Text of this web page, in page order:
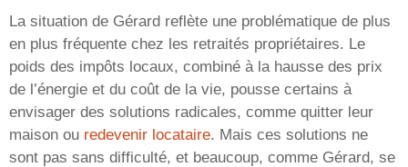
La situation de Gérard reflète une problématique de plus
en plus fréquente chez les retraités propriétaires. Le
poids des impôts locaux, combiné à la hausse des prix
de l’énergie et du coût de la vie, pousse certains à
envisager des solutions radicales, comme quitter leur
maison ou redevenir locataire. Mais ces solutions ne
sont pas sans difficulté, et beaucoup, comme Gérard, se